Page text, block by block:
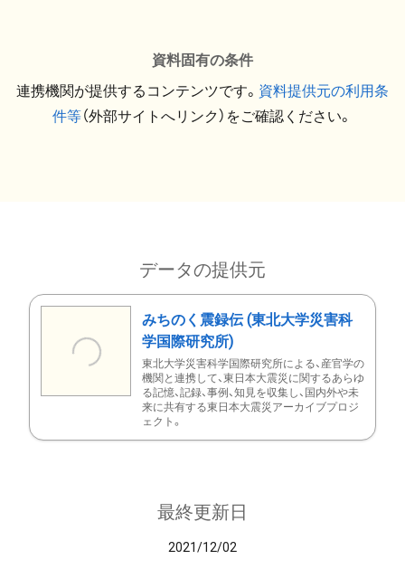
資料固有の条件
連携機関が提供するコンテンツです。 資料提供元の利用条
件等（外部サイトへリンク）をご確認ください。
データの提供元
みちのく震録伝 (東北大学災害科
学国際研究所)
東北大学災害科学国際研究所による、産官学の
機関と連携して、東日本大震災に関するあらゆ
る記憶、記録、事例、知見を収集し、国内外や未
来に共有する東日本大震災アーカイブプロジ
ェクト。
最終更新日
2021/12/02